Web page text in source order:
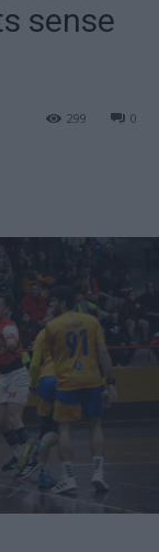
sense
0
299